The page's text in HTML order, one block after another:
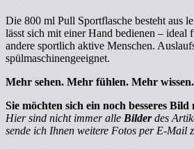
Die 800 ml Pull Sportflasche besteht aus
lässt sich mit einer Hand bedienen – ideal
andere sportlich aktive Menschen.
spülmaschinengeeignet.
Mehr sehen. Mehr fühlen. Mehr wissen.
Sie möchten sich ein noch besseres Bild
Hier sind nicht immer alle Bilderdes
sende ich Ihnen weitere Fotos per E-Mail